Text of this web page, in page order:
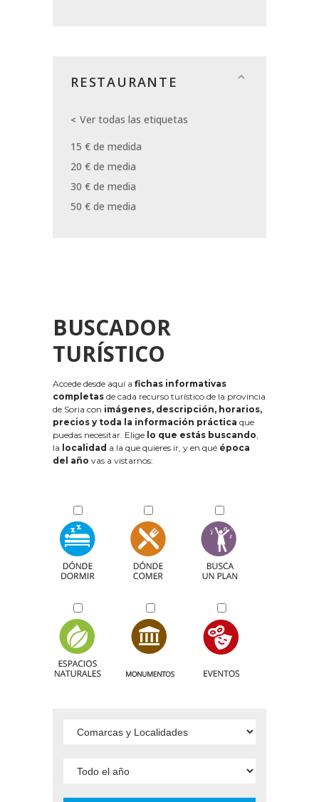
RESTAURANTE
Ver todas las etiquetas
15 € de medida
20 € de media
30 € de media
50 € de media
BUSCADOR
TURÍSTICO
Accede desde aquí a fichas informativas
completas de cada recurso turístico de la provincia
de Soria con imágenes, descripción, horarios,
precios y toda la información práctica que
puedas necesitar. Elige lo que estás buscando,
la localidad a la que quieres ir, y en qué época
del año vas a vistarnos: